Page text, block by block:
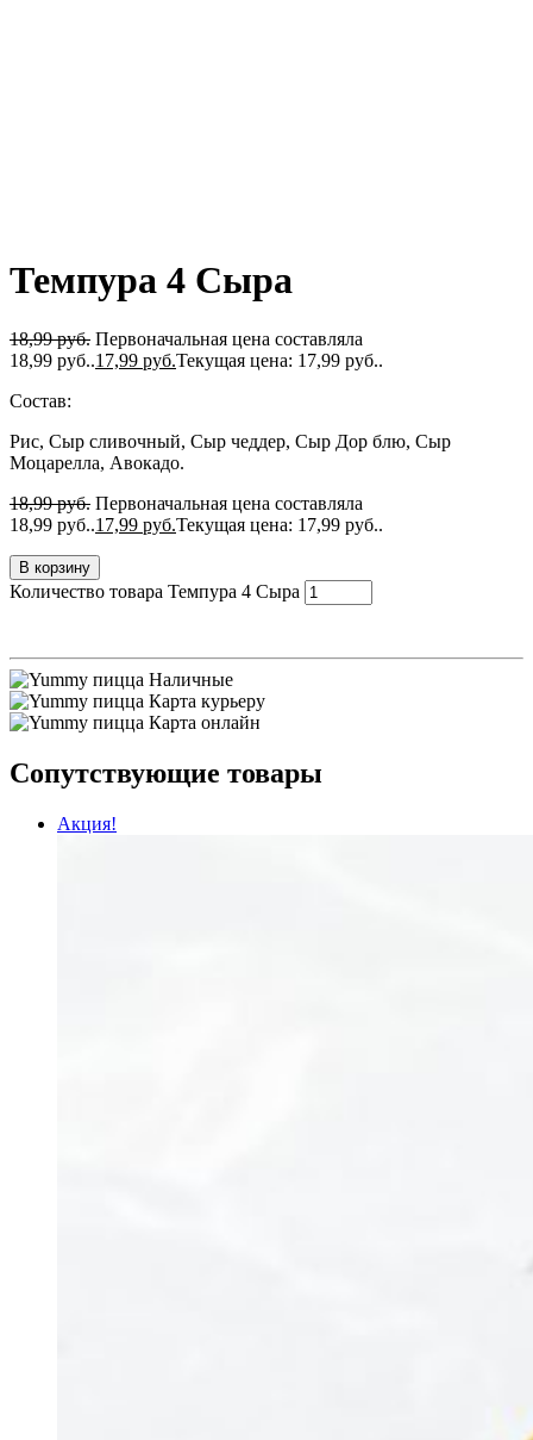
Темпура 4 Сыра
18,99руб. Первоначальная цена составляла
18,99 руб..17,99 руб.Текущая цена: 17,99 руб..
Состав:
Рис, Сыр сливочный, Сыр чеддер, Сыр Дор блю, Сыр
Моцарелла, Авокадо.
18,99руб. Первоначальная цена составляла
18,99 руб..17,99 руб.Текущая цена: 17,99 руб..
В корзину
Количество товара Темпура 4 Сыра
Наличные
Карта курьеру
Карта онлайн
Сопутствующие товары
Акция!